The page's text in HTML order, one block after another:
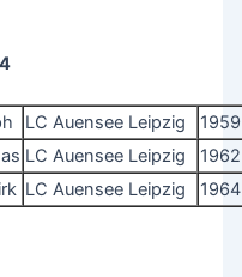
LC Auensee Leipzig
1959
LC Auensee Leipzig
1962
LC Auensee Leipzig 1964